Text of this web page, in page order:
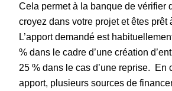
Cela permet à la banque de vérifier
croyez dans votre projet et êtes prêt
L’apport demandé est
% dans le cadre d’une création
25 % dans le cas d’une reprise. En
apport, plusieurs sources de